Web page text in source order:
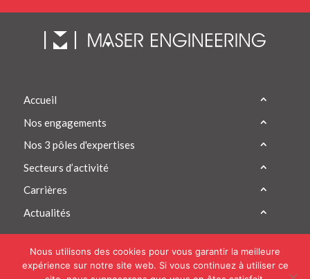
Accueil
Nos engagements
Nos 3 pôles d'expertises
Secteurs d’activité
Carrières
Actualités
Nous utilisons des cookies pour vous garantir la meilleure
expérience sur notre site web. Si vous continuez à utiliser ce